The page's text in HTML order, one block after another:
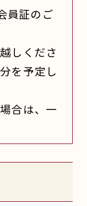
員証のご
しくださ
を予定し
合は、一